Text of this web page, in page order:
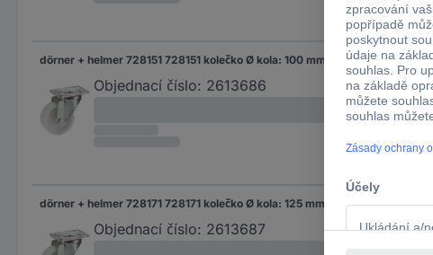
dörner + helmer 728151 728151 kolečko Ø kola: 100 mm nosnost (max.): 150 kg 1 ks
Objednací číslo: 2613686
35 mm
dörner + helmer 728171 728171 kolečko Ø kola: 125 mm nosnost (max.): 200 kg 1 ks
Objednací číslo: 2613687
35 mm